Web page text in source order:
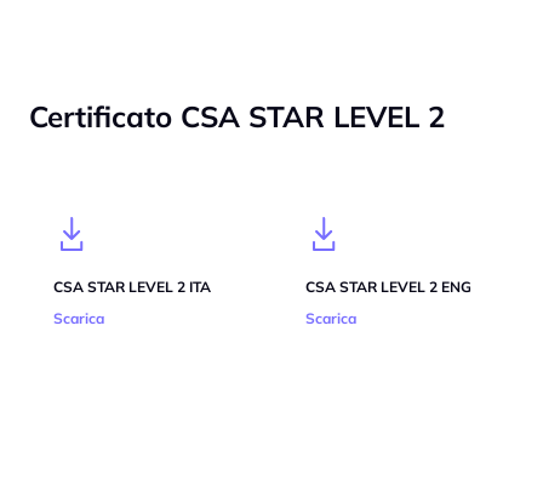
Certificato CSA STAR LEVEL 2
CSA STAR LEVEL 2 ITA
Scarica
CSA STAR LEVEL 2 ENG
Scarica